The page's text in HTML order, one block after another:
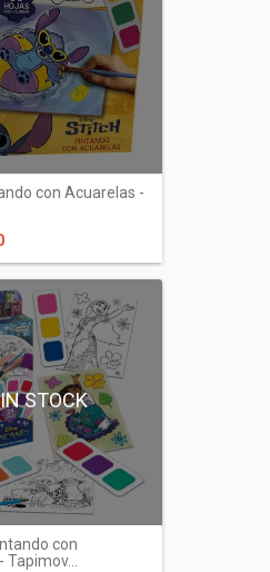
con Acuarelas -
STOCK
con
Tapimov...